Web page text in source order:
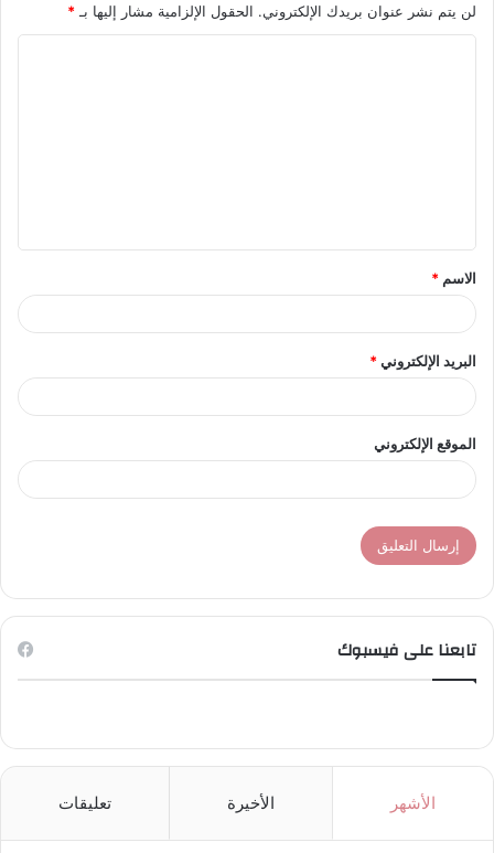
لن يتم نشر عنوان بريدك الإلكتروني. الحقول الإلزامية مشار إليها بـ*
ق
*
الاسم *
البريد الإلكتروني*
الموقع الإلكتروني
تابعنا على فيسبوك
الأشهر الأخيرة تعليقات